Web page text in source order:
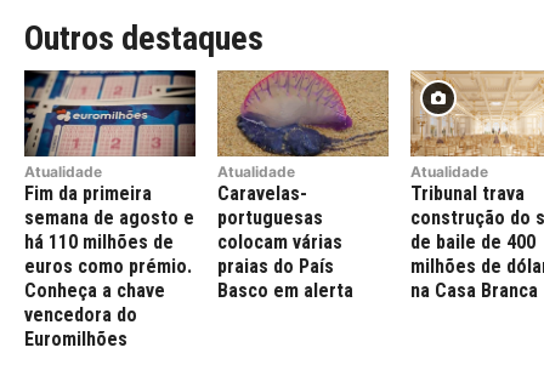
Outros destaques
Atualidade
Fim da primeira
semana de agosto e
há 110 milhões de
euros como prémio.
Conheça a chave
vencedora do
Euromilhões
Atualidade
Caravelas-
portuguesas
colocam várias
praias do País
Basco em alerta
Atualidade
Tribunal trava
construção do
de baile de 400
milhões de
na Casa Branca